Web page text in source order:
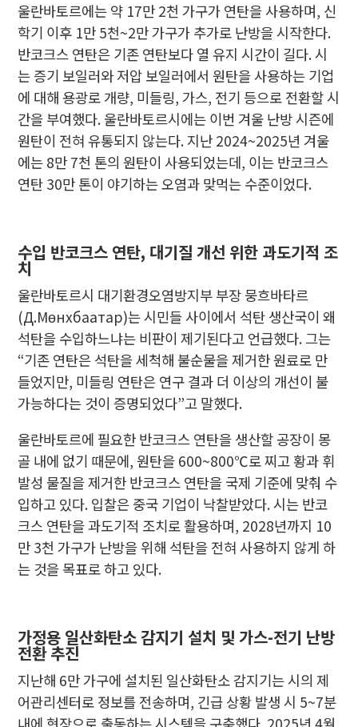
울란바토르에는 약 17만 2천 가구가 연탄을 사용하며, 신
학기 이후 1만 5천~2만 가구가 추가로 난방을 시작한다.
반코크스 연탄은 기존 연탄보다 열 유지 시간이 길다. 시
는 증기 보일러와 저압 보일러에서 원탄을 사용하는 기업
에 대해 용광로 개량, 미들링, 가스, 전기 등으로 전환할 시
간을 부여했다. 울란바토르시에는 이번 겨울 난방 시즌에
원탄이 전혀 유통되지 않는다. 지난 2024~2025년 겨울
에는 8만 7천 톤의 원탄이 사용되었는데, 이는 반코크스
연탄 30만 톤이 야기하는 오염과 맞먹는 수준이었다.
수입 반코크스 연탄, 대기질 개선 위한 과도기적 조
치
울란바토르시 대기환경오염방지부 부장 뭉흐바타르
(Д.Мөнхбаатар)는 시민들 사이에서 석탄 생산국이 왜
석탄을 수입하느냐는 비판이 제기된다고 언급했다. 그는
“기존 연탄은 석탄을 세척해 불순물을 제거한 원료로 만
들었지만, 미들링 연탄은 연구 결과 더 이상의 개선이 불
가능하다는 것이 증명되었다”고 말했다.
울란바토르에 필요한 반코크스 연탄을 생산할 공장이 몽
골 내에 없기 때문에, 원탄을 600~800℃로 찌고 황과 휘
발성 물질을 제거한 반코크스 연탄을 국제 기준에 맞춰 수
입하고 있다. 입찰은 중국 기업이 낙찰받았다. 시는 반코
크스 연탄을 과도기적 조치로 활용하며, 2028년까지 10
만 3천 가구가 난방을 위해 석탄을 전혀 사용하지 않게 하
는 것을 목표로 하고 있다.
가정용 일산화탄소 감지기 설치 및 가스-전기 난방
전환 추진
지난해 6만 가구에 설치된 일산화탄소 감지기는 시의 제
어관리센터로 정보를 전송하며, 긴급 상황 발생 시 5~7분